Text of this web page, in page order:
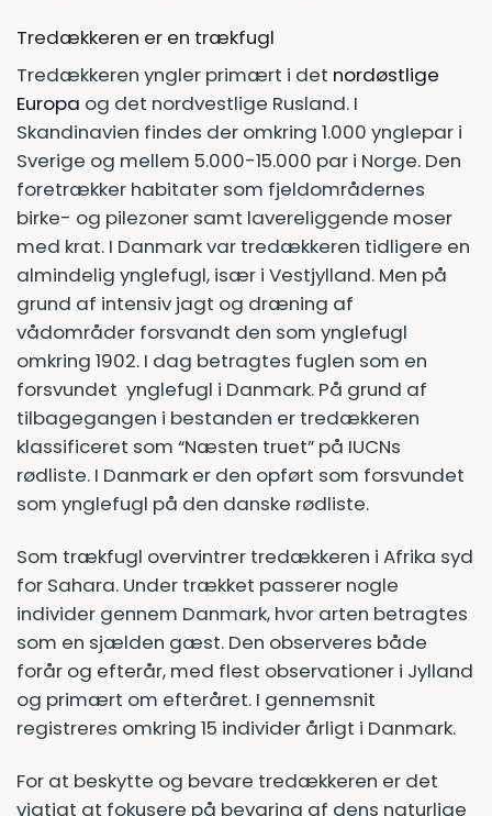
Tredækkeren er en trækfugl
Tredækkeren yngler primært i det nordøstlige
Europa og det nordvestlige Rusland. I
Skandinavien findes der omkring 1.000 ynglepar i
Sverige og mellem 5.000-15.000 par i Norge. Den
foretrækker habitater som fjeldområdernes
birke- og pilezoner samt lavereliggende moser
med krat. I Danmark var tredækkeren tidligere en
almindelig ynglefugl, især i Vestjylland. Men på
grund af intensiv jagt og dræning af
vådområder forsvandt den som ynglefugl
omkring 1902. I dag betragtes fuglen som en
forsvundet ynglefugl i Danmark. På grund af
tilbagegangen i bestanden er tredækkeren
klassificeret som “Næsten truet” på IUCNs
rødliste. I Danmark er den opført som forsvundet
som ynglefugl på den danske rødliste.
Som trækfugl overvintrer tredækkeren i Afrika syd
for Sahara. Under trækket passerer nogle
individer gennem Danmark, hvor arten betragtes
som en sjælden gæst. Den observeres både
forår og efterår, med flest observationer i Jylland
og primært om efteråret. I gennemsnit
registreres omkring 15 individer årligt i Danmark.
For at beskytte og bevare tredækkeren er det
vigtigt at fokusere på bevaring af dens naturlige